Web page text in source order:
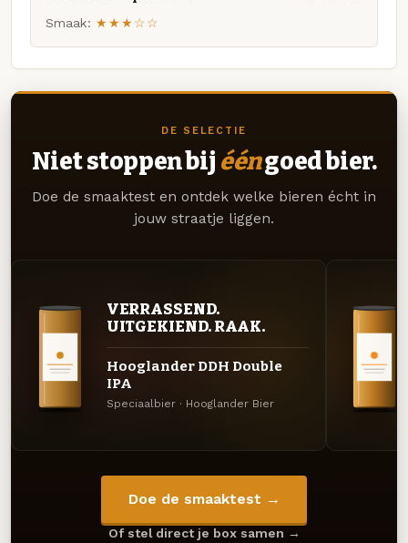
Smaak: ★★★☆☆
DE SELECTIE
Niet stoppen bij ééngoed bier.
Doe de smaaktest en ontdek welke bieren écht in
jouw straatje liggen.
VERRASSEND.
UITGEKIEND. RAAK.
Hooglander DDH Double
IPA
Speciaalbier · Hooglander Bier
Doe de smaaktest →
Of stel direct je box samen →